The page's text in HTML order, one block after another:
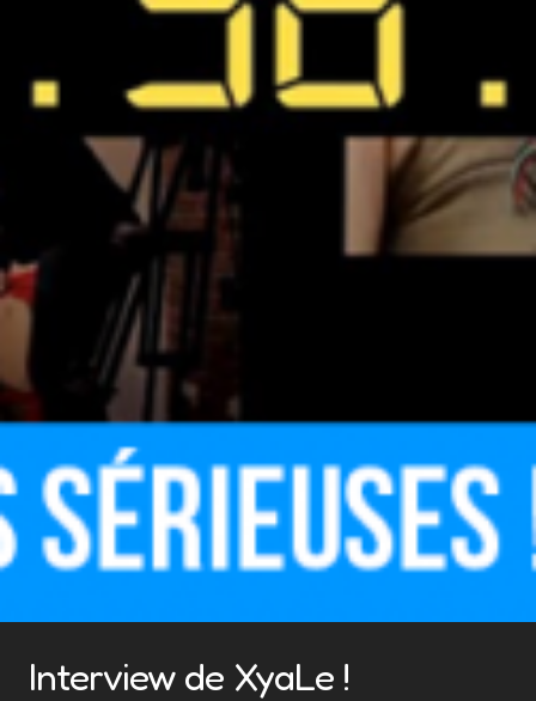
Interview de XyaLe !